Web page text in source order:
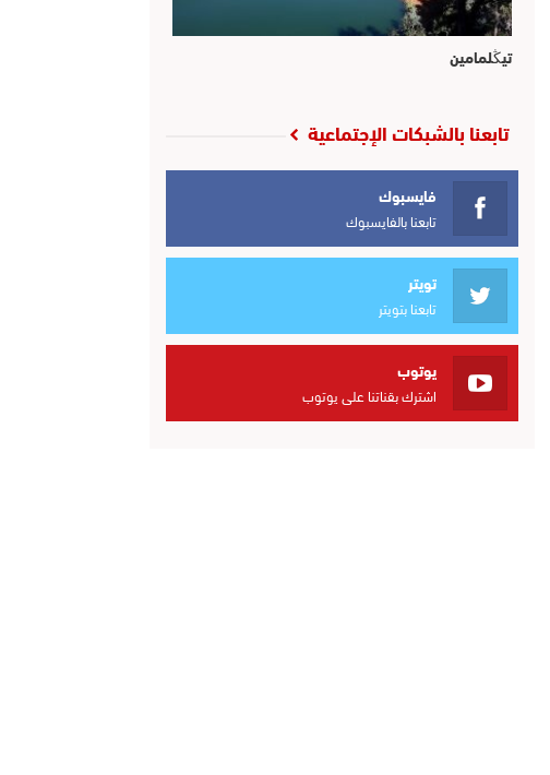
تيڭلمامين
تابعنا بالشبكات الإجتماعية
فايسبوك
تابعنا بالفايسبوك
تويتر
تابعنا بتويتر
يوتوب
اشترك بقناتنا على يوتوب